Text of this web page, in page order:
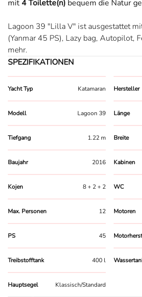
mit4 Toilette(n) bequem die Natur
Lagoon 39 "Lilla V" ist ausgestattet
(Yanmar 45 PS), Lazy bag, Autopilot,
mehr.
SPEZIFIKATIONEN
Yacht Typ Katamaran Hersteller
Modell Lagoon 39 Länge
Tiefgang 1.22 m Breite
Baujahr 2016 Kabinen
Kojen 8 + 2 + 2 WC
Max. Personen 12 Motoren
PS 45
Treibstofftank 400 l
Hauptsegel Klassisch/Standard